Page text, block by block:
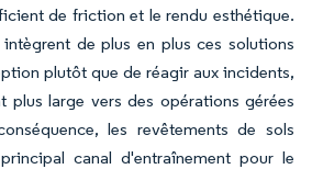
de friction et le rendu esthétique.
de plus en plus ces solutions
plutôt que de réagir aux incidents,
plus large vers des opérations gérées
les revêtements de sols
canal d'entraînement pour le